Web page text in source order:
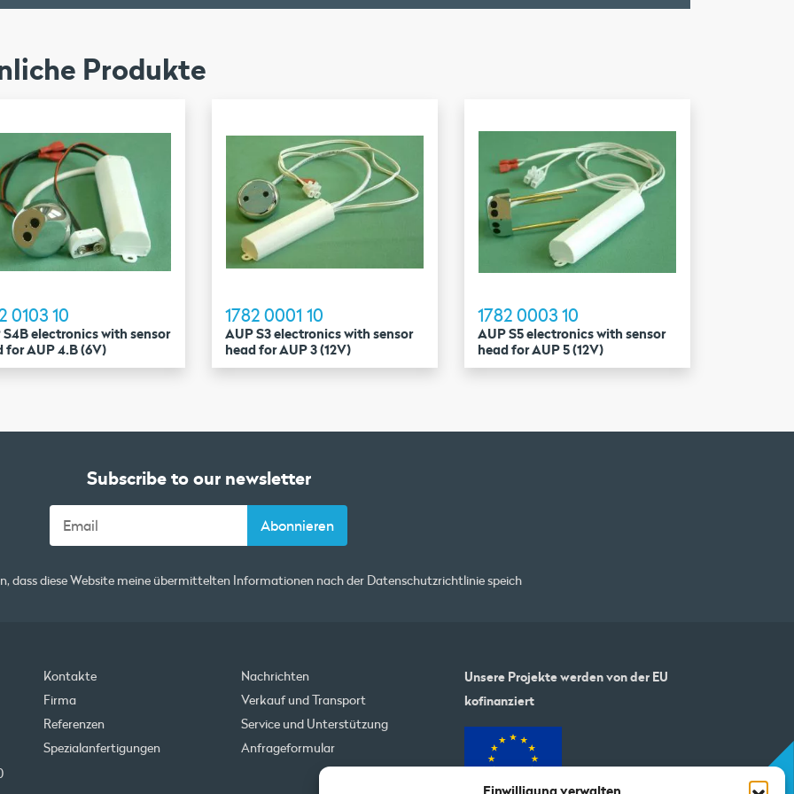
Einwilligung verwalten
Produkte
0103 10
S4B electronics with sensor
for AUP 4.B (6V)
1782 0001 10
AUP S3 electronics with sensor
head for AUP 3 (12V)
1782 0003 10
AUP S5 electronics with sensor
head for AUP 5 (12V)
Subscribe to our newsletter
dass diese Website meine übermittelten Informationen nach der Datenschutzrichtliniespeich
Kontakte
Nachrichten
Firma
Verkauf und Transport
Referenzen
Service und Unterstützung
Spezialanfertigungen
Anfrageformular
Unsere Projekte werden von der EU
kofinanziert